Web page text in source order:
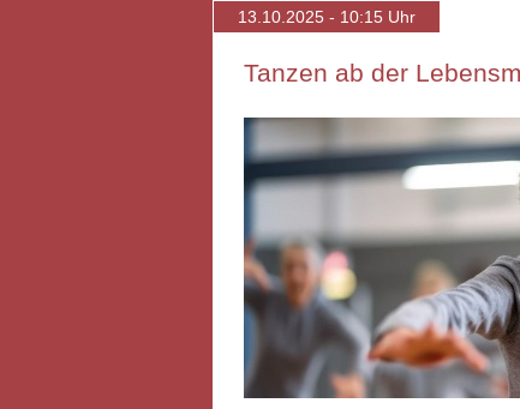
13.10.2025 - 10:15 Uhr
Tanzen ab der